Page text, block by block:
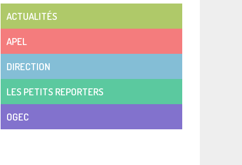
ACTUALITÉS
APEL
DIRECTION
LES PETITS REPORTERS
OGEC